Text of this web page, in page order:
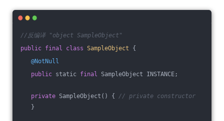
//反编译 "object SampleObject"
public final class SampleObject
{
@NotNull
public static final SampleObject INSTANCE;
private SampleObject() { // private constructor
}